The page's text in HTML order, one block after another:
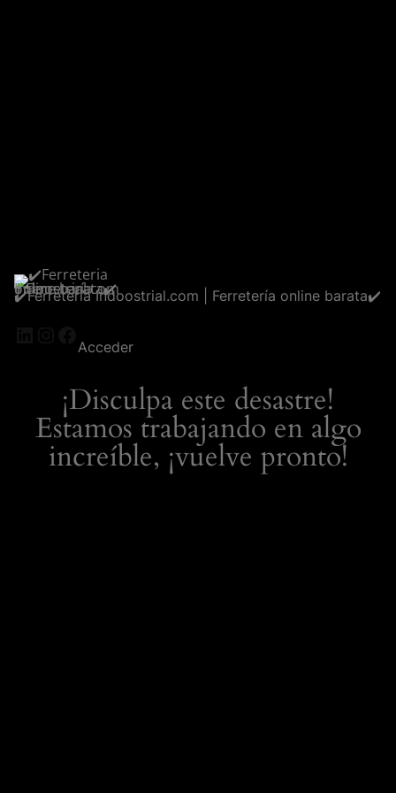
✔️Ferreteria Indoostrial.com | Ferretería online barata✔️
LinkedIn
Instagram
Facebook
Acceder
¡Disculpa este desastre!
Estamos trabajando en algo
increíble, ¡vuelve pronto!